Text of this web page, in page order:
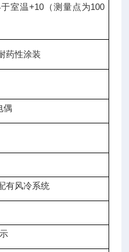
室温+10（测量点为100
药性涂装
偶
有风冷系统